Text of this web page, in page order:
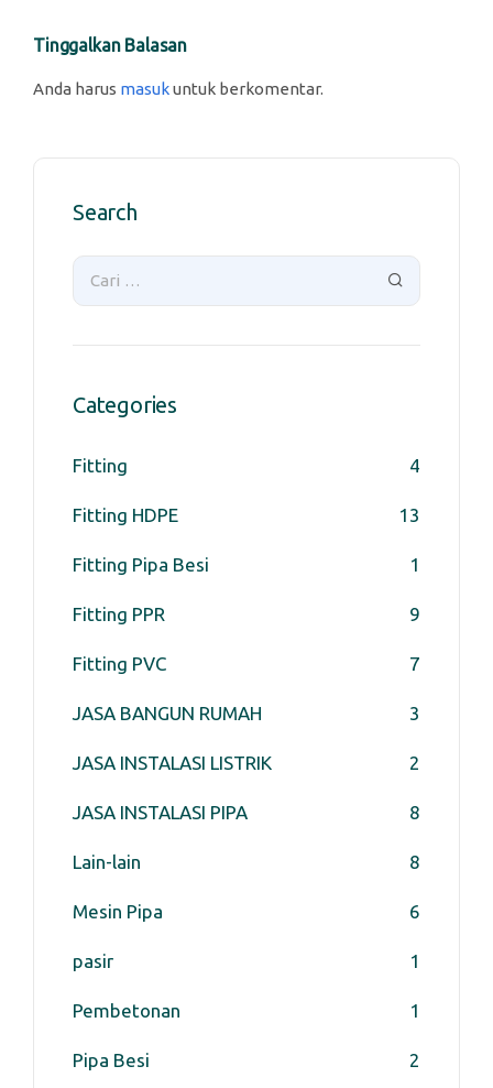
Tinggalkan Balasan
Anda harus masukuntuk berkomentar.
Search
Categories
Fitting 4
Fitting HDPE 13
Fitting Pipa Besi 1
Fitting PPR 9
Fitting PVC 7
JASA BANGUN RUMAH 3
JASA INSTALASI LISTRIK 2
JASA INSTALASI PIPA 8
Lain-lain 8
Mesin Pipa 6
pasir 1
Pembetonan 1
Pipa Besi 2